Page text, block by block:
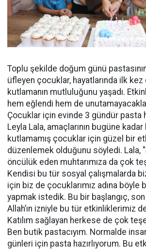
Toplu şekilde doğum günü
üfleyen çocuklar, hayatlarında ilk
kutlamanın mutluluğunu yaşadı.
hem eğlendi hem de
Çocuklar için evinde 3 gündür pasta
Leyla Lala, amaçlarının bugüne
kutlamamış çocuklar için güzel bir
düzenlemek olduğunu söyledi. Lala,
öncülük eden muhtarımıza da çok
Kendisi bu tür sosyal çalışmalarda
için biz de çocuklarımız adına böyle
yapmak istedik. Bu bir başlangıç,
Allah’ın izniyle bu tür etkinliklerimiz
Katılım sağlayan herkese de çok
Ben butik pastacıyım. Normalde
günleri için pasta hazırlıyorum. Bu